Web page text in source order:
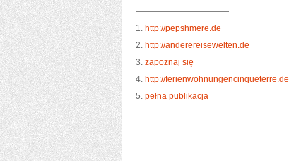
———————————
1. http://pepshmere.de
2. http://anderereisewelten.de
3. zapoznaj się
4. http://ferienwohnungencinqueterre.de
5. pełna publikacja